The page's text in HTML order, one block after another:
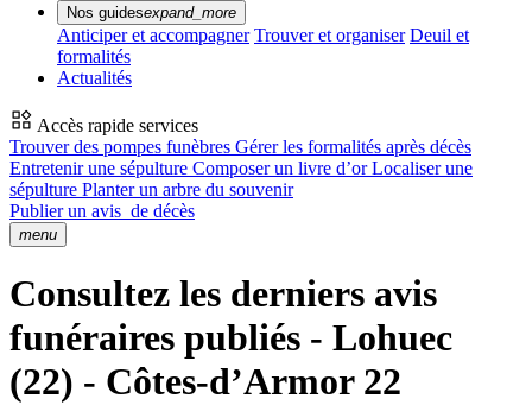
Nos guidesexpand_more
Anticiper et accompagner Trouver et organiser Deuil et
formalités
Actualités
Accès rapide services
Trouver des pompes funèbres Gérer les formalités après décès
Entretenir une sépulture Composer un livre d’orLocaliser une
sépulture Planter un arbre du souvenir
Publier un avis de décès
menu
Consultez les derniers avis
funéraires publiés - Lohuec
(22) - Côtes-d’Armor 22